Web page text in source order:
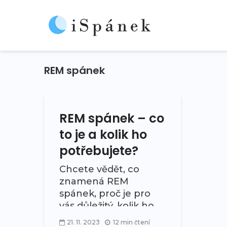
REM spánek
REM spánek – co
to je a kolik ho
potřebujete?
Chcete vědět, co
znamená REM
spánek, proč je pro
vás důležitý, kolik ho
potřebujete a co se
21. 11. 2023 12 min čtení